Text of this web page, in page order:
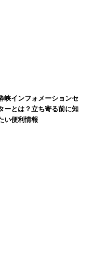
峡インフォメーションセ
ーとは？立ち寄る前に知
い便利情報